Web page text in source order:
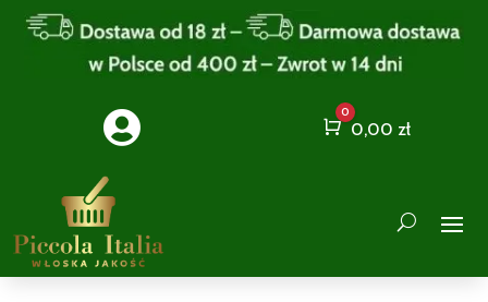
 Cart
0
0,00 zł